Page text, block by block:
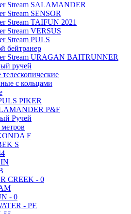
Stream SALAMANDER
Stream SENSOR
Stream TAIFUN 2021
Stream VERSUS
Stream PULS
бейтранер
Stream URAGAN BAITRUNNER
ручей
с кольцами
PIKER
P&F
Ручей
F
S
CREEK - 0
- 0
- PE